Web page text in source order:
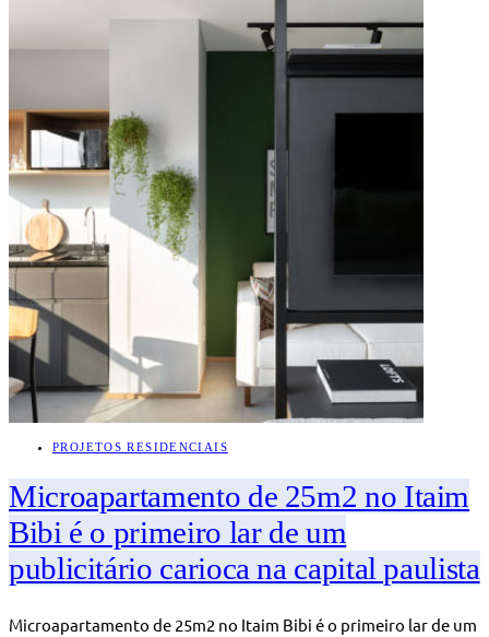
PROJETOS RESIDENCIAIS
Microapartamento de 25m2 no Itaim
Bibi é o primeiro lar de um
publicitário carioca na capital paulista
Microapartamento de 25m2 no Itaim Bibi é o primeiro lar de um